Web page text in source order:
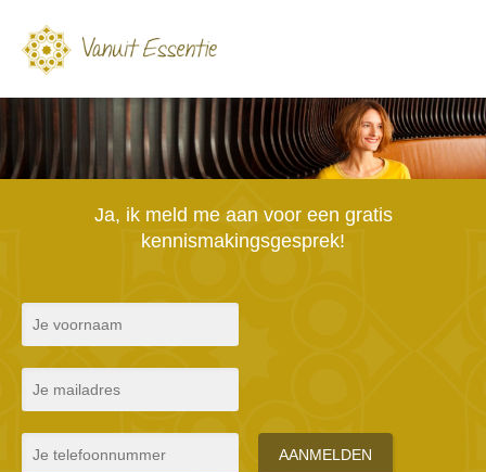
Ja, ik meld me aan voor een gratis
kennismakingsgesprek!